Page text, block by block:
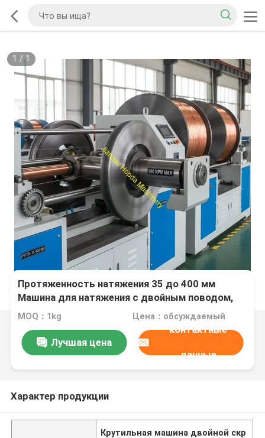
1 / 1
Протяженность натяжения 35 до 400 мм
Машина для натяжения с двойным поводом,
предлагающая диаметр входного провода 1,0
мм до 3,2 мм и максимальную скорость
вращения лука 800 оборотов в минуту
MOQ：1kg Цена：обсуждаемый
Лучшая цена
контактные
данные
Характер продукции
Крутильная машина двойной скр